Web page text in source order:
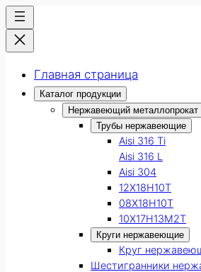
Главная страница
Каталог продукции
Нержавеющий металлопрокат
Трубы нержавеющие
Aisi 316 Ti
Aisi 316 L
Aisi 304
12Х18Н10Т
08Х18Н10Т
10Х17Н13М2Т
Круги нержавеющие
Круг
Шестигранники